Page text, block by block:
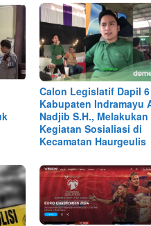
Calon Legislatif Dapil 6
Kabupaten Indramayu
Nadjib S.H., Melakukan
Kegiatan Sosialiasi di
Kecamatan Haurgeulis